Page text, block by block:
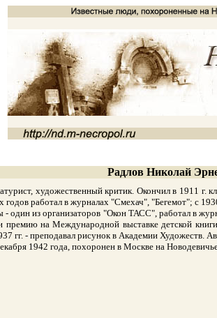
Радлов Николай
художественный критик. Окончил в 1911 г.
работал в журналах "Смехач", "Бегемот"; с
- один из организаторов "Окон ТАСС", работал в
премию на Международной выставке детской
гг. - преподавал рисунок в Академии
1942 года, похоронен в Москве на